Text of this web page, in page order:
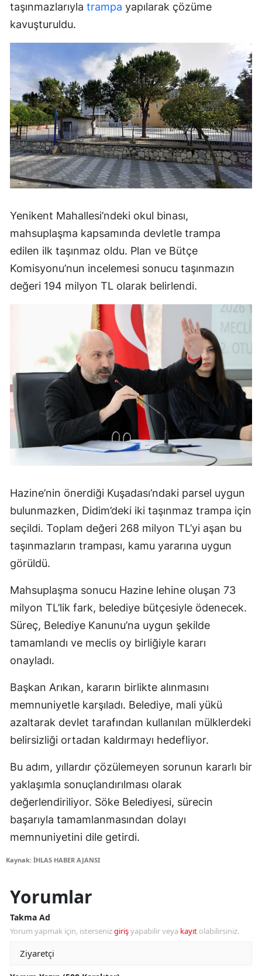
taşınmazlarıyla trampa yapılarak çözüme
kavuşturuldu.
Yenikent Mahallesi’ndeki okul binası,
mahsuplaşma kapsamında devletle trampa
edilen ilk taşınmaz oldu. Plan ve Bütçe
Komisyonu’nun incelemesi sonucu taşınmazın
değeri 194 milyon TL olarak belirlendi.
Hazine’nin önerdiği Kuşadası’ndaki parsel uygun
bulunmazken, Didim’deki iki taşınmaz trampa için
seçildi. Toplam değeri 268 milyon TL’yi aşan bu
taşınmazların trampası, kamu yararına uygun
görüldü.
Mahsuplaşma sonucu Hazine lehine oluşan 73
milyon TL’lik fark, belediye bütçesiyle ödenecek.
Süreç, Belediye Kanunu’na uygun şekilde
tamamlandı ve meclis oy birliğiyle kararı
onayladı.
Başkan Arıkan, kararın birlikte alınmasını
memnuniyetle karşıladı. Belediye, mali yükü
azaltarak devlet tarafından kullanılan mülklerdeki
belirsizliği ortadan kaldırmayı hedefliyor.
Bu adım, yıllardır çözülemeyen sorunun kararlı bir
yaklaşımla sonuçlandırılması olarak
değerlendiriliyor. Söke Belediyesi, sürecin
başarıyla tamamlanmasından dolayı
memnuniyetini dile getirdi.
Kaynak: İHLAS HABER AJANSI
Yorumlar
Takma Ad
Yorum yapmak için, istersenizgirişyapabilir veya kayıt olabilirsiniz.